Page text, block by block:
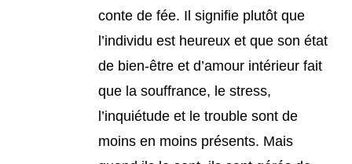
conte de fée. Il signifie plutôt que
l’individu est heureux et que son état
de bien-être et d’amour intérieur fait
que la souffrance, le stress,
l’inquiétude et le trouble sont de
moins en moins présents. Mais